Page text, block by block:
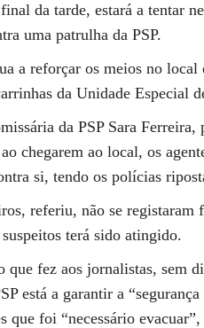
da tarde, estará a tentar
uma patrulha da PSP.
a reforçar os meios no
da Unidade Especial
da PSP Sara
chegarem ao local, os
si, tendo os polícias
referiu, não se registaram
terá sido atingido.
que fez aos jornalistas, sem
está a garantir a
que foi “necessário